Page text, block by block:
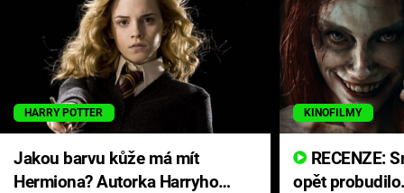
HARRY POTTER
Jakou barvu kůže má mít
Hermiona? Autorka Harryho
KINOFILMY
opět